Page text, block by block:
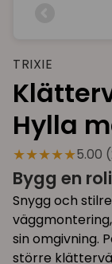
TRIXIE
Hylla
★★★★★5.00
Bygg en
Snygg och
sin omgivning.
större